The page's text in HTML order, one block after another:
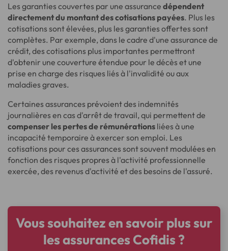
Les garanties couvertes par une assurance dépendent
directement du montant des cotisations payées. Plus les
cotisations sont élevées, plus les garanties offertes sont
complètes. Par exemple, dans le cadre d'une assurance de
crédit, des cotisations plus importantes permettront
d'obtenir une couverture étendue pour le décès et une
prise en charge des risques liés à l'invalidité ou aux
maladies graves.
Certaines assurances prévoient des indemnités
journalières en cas d'arrêt de travail, qui permettent de
compenser les pertes de rémunérations liées à une
incapacité temporaire à exercer son emploi. Les
cotisations pour ces assurances sont souvent modulées en
fonction des risques propres à l'activité professionnelle
exercée, des revenus d'activité et des besoins de l'assuré.
Vous souhaitez en savoir plus sur
les assurances Cofidis ?